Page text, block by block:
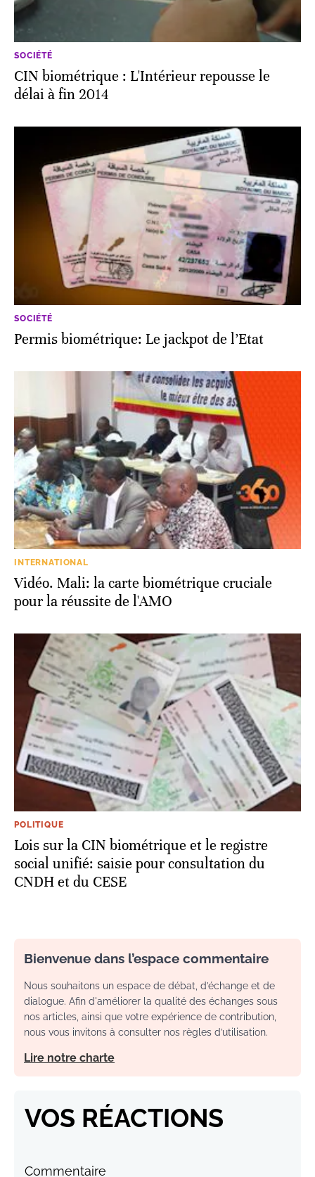
SOCIÉTÉ
CIN biométrique : L'Intérieur repousse le
délai à fin 2014
SOCIÉTÉ
Permis biométrique: Le jackpot de l’Etat
INTERNATIONAL
Vidéo. Mali: la carte biométrique cruciale
pour la réussite de l'AMO
POLITIQUE
Lois sur la CIN biométrique et le registre
social unifié: saisie pour consultation du
CNDH et du CESE
Bienvenue dans l’espace commentaire
Nous souhaitons un espace de débat, d’échange et de
dialogue. Afin d'améliorer la qualité des échanges sous
nos articles, ainsi que votre expérience de contribution,
nous vous invitons à consulter nos règles d’utilisation.
Lire notre charte
VOS RÉACTIONS
Commentaire